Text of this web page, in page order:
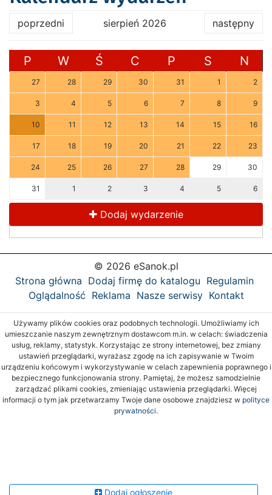
poprzedni sierpień 2026 następny
P W Ś C P S N
27 28 29 30 31 1 2
3 4 5 6 7 8 9
10 11 12 13 14 15 16
17 18 19 20 21 22 23
24 25 26 27 28 29 30
31 1 2 3 4 5 6
Dodaj wydarzenie
© 2026 eSanok.pl
Strona główna Dodaj firmę do katalogu Regulamin
Oglądalność Reklama Nasze serwisy Kontakt
Używamy plików cookies oraz podobnych technologii. Umożliwiamy ich
umieszczanie naszym zewnętrznym dostawcom m.in. w celach: świadczenia
usług, reklamy, statystyk. Korzystając ze strony internetowej, bez zmiany
ustawień przeglądarki, wyrażasz zgodę na ich zapisywanie w Twoim
urządzeniu końcowym i wykorzystywanie w celach zapewnienia poprawnego i
bezpiecznego funkcjonowania strony. Pamiętaj, że możesz samodzielnie
zarządzać plikami cookies, zmieniając ustawienia przeglądarki. Więcej
informacji o tym jak przetwarzamy Twoje dane osobowe znajdziesz w polityce
prywatności.
Dodaj ogłoszenie